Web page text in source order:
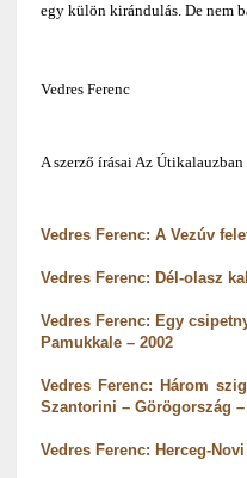
egy külön kirándulás. De nem
Vedres Ferenc
A szerző írásai Az Útikalauzban
Vedres Ferenc: A Vezúv
Vedres Ferenc: Dél-olasz
Vedres Ferenc: Egy
Pamukkale – 2002
Vedres Ferenc: Három
Szantorini – Görögország –
Vedres Ferenc: Herceg-